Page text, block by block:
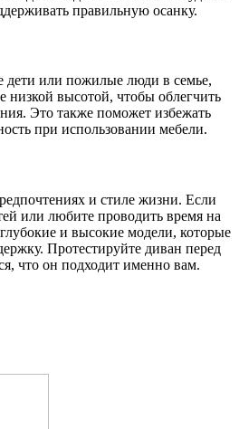
правильную осанку.
дети или пожилые люди в семье,
низкой высотой, чтобы облегчить
Это также поможет избежать
при использовании мебели.
и стиле жизни. Если
или любите проводить время на
и высокие модели, которые
Протестируйте диван перед
что он подходит именно вам.